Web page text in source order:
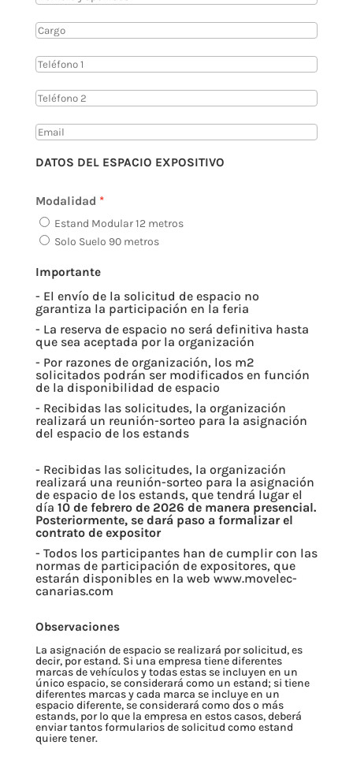
DATOS DEL ESPACIO EXPOSITIVO
Modalidad
Estand Modular 12 metros
Solo Suelo 90 metros
Importante
- El envío de la solicitud de espacio no
garantiza la participación en la feria
- La reserva de espacio no será definitiva hasta
que sea aceptada por la organización
- Por razones de organización, los m2
solicitados podrán ser modificados en función
de la disponibilidad de espacio
- Recibidas las solicitudes, la organización
realizará un reunión-sorteo para la asignación
del espacio de los estands
- Recibidas las solicitudes, la organización
realizará una reunión-sorteo para la asignación
de espacio de los estands, que tendrá lugar el
día 10 de febrero de 2026 de manera presencial.
Posteriormente, se dará paso a formalizar el
contrato de expositor
- Todos los participantes han de cumplir con las
normas de participación de expositores, que
estarán disponibles en la web www.movelec-
canarias.com
Observaciones
La asignación de espacio se realizará por solicitud, es
decir, por estand. Si una empresa tiene diferentes
marcas de vehículos y todas estas se incluyen en un
único espacio, se considerará como un estand; si tiene
diferentes marcas y cada marca se incluye en un
espacio diferente, se considerará como dos o más
estands, por lo que la empresa en estos casos, deberá
enviar tantos formularios de solicitud como estand
quiere tener.